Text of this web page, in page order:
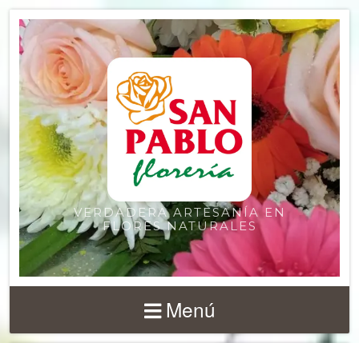
VERDADERA ARTESANÍA EN
FLORES NATURALES
Menú